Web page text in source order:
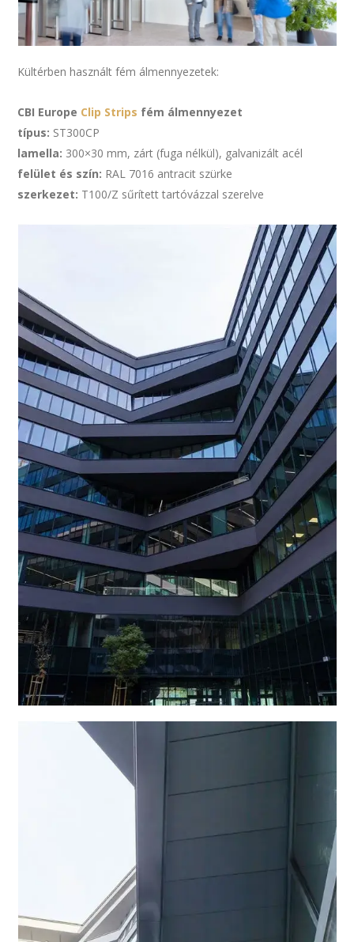
Kültérben használt fém álmennyezetek:
CBI Europe Clip Strips fém álmennyezet
típus: ST300CP
lamella: 300×30 mm, zárt (fuga nélkül), galvanizált acél
felület és szín: RAL 7016 antracit szürke
szerkezet: T100/Z sűrített tartóvázzal szerelve